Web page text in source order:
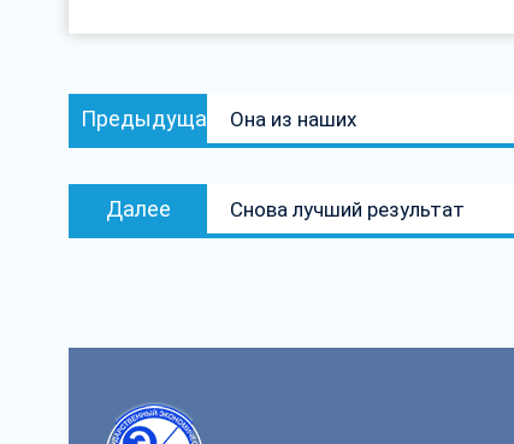
Навигация
по
Предыдущая
запись:
Она из наших
Далее
запись:
Снова лучший результат